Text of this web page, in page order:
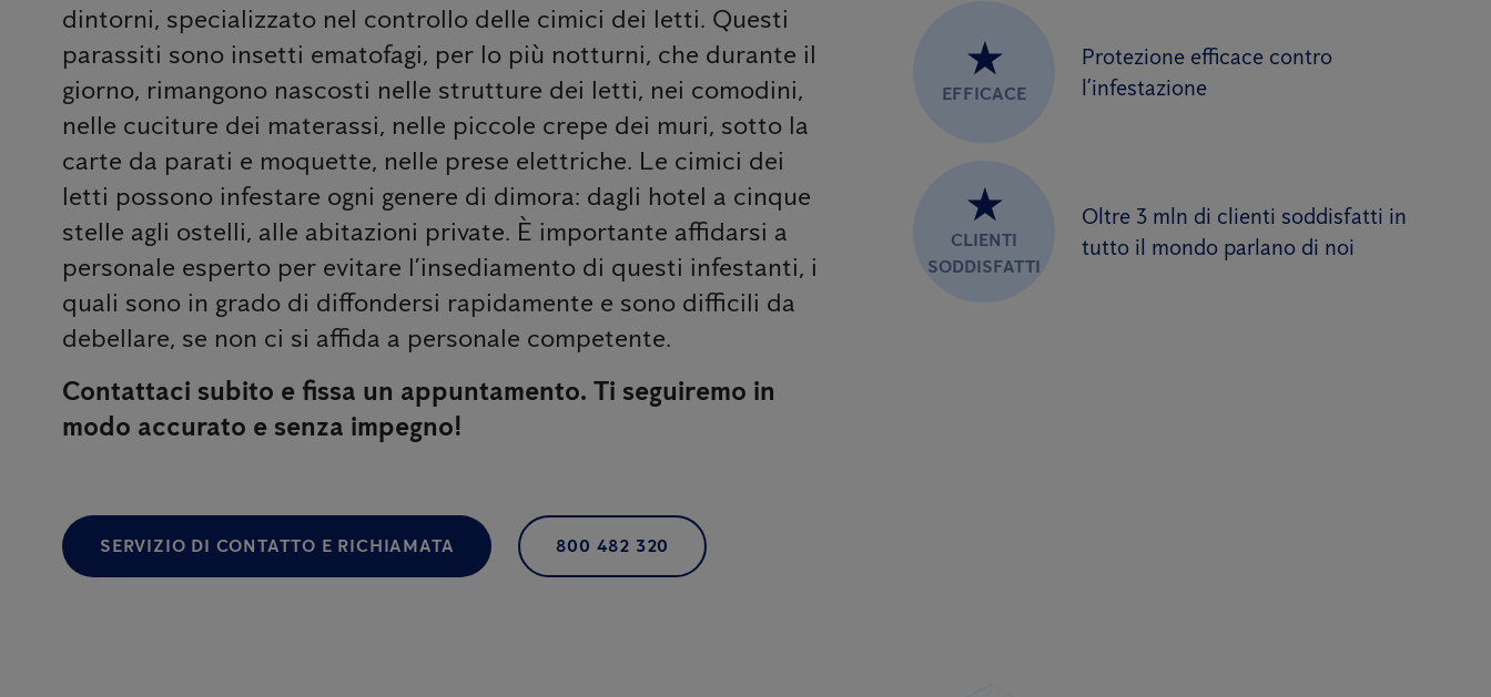
dintorni, specializzato nel controllo delle cimici dei letti. Questi
parassiti sono insetti ematofagi, per lo più notturni, che durante il
giorno, rimangono nascosti nelle strutture dei letti, nei comodini,
nelle cuciture dei materassi, nelle piccole crepe dei muri, sotto la
carte da parati e moquette, nelle prese elettriche. Le cimici dei
letti possono infestare ogni genere di dimora: dagli hotel a cinque
stelle agli ostelli, alle abitazioni private. È importante affidarsi a
personale esperto per evitare l’insediamento di questi infestanti, i
quali sono in grado di diffondersi rapidamente e sono difficili da
debellare, se non ci si affida a personale competente.
Contattaci subito e fissa un appuntamento. Ti seguiremo in
modo accurato e senza impegno!
SERVIZIO DI CONTATTO E RICHIAMATA 800 482 320
★
EFFICACE
Protezione efficace contro
l’infestazione
★
CLIENTI
SODDISFATTI
Oltre 3 mln di clienti soddisfatti in
tutto il mondo parlano di noi